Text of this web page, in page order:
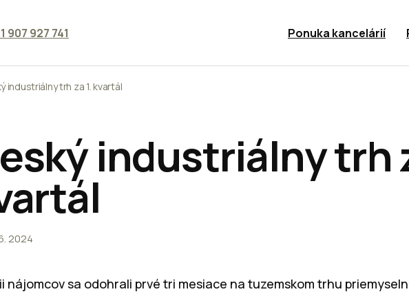
907 927 741 Ponuka kancelárií
industriálny trh za 1. kvartál
industriálny trh
2024
nájomcov sa odohrali prvé tri mesiace na tuzemskom trhu